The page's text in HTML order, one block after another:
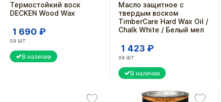
Термостойкий воск
DECKEN Wood Wax
1 690 ₽
за шт
В наличии
Масло защитное с
твердым воском
TimberCare Hard Wax Oil /
Chalk White / Белый мел
1 423 ₽
за шт
В наличии